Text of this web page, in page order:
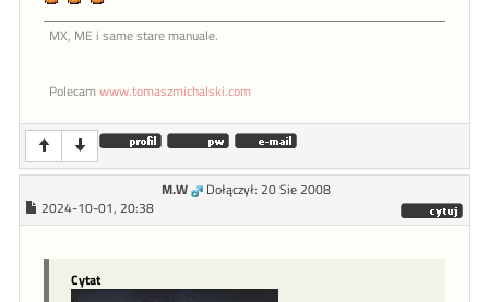
MX, ME i same stare manuale.
Polecamwww.tomaszmichalski.com
M.W
Dołączył: 20 Sie 2008
2024-10-01, 20:38
Cytat